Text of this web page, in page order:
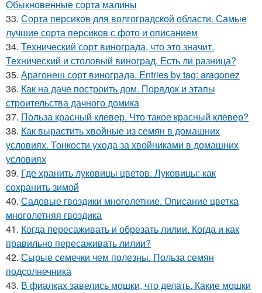
Обыкновенные сорта малины
33. Сорта персиков для волгоградской области. Самые
лучшие сорта персиков с фото и описанием
34. Технический сорт винограда, что это значит.
Технический и столовый виноград. Есть ли разница?
35. Арагонеш сорт винограда. Entries by tag: aragonez
36. Как на даче построить дом. Порядок и этапы
строительства дачного домика
37. Польза красный клевер. Что такое красный клевер?
38. Как вырастить хвойные из семян в домашних
условиях. Тонкости ухода за хвойниками в домашних
условиях
39. Где хранить луковицы цветов. Луковицы: как
сохранить зимой
40. Садовые гвоздики многолетние. Описание цветка
многолетняя гвоздика
41. Когда пересаживать и обрезать лилии. Когда и как
правильно пересаживать лилии?
42. Сырые семечки чем полезны. Польза семян
подсолнечника
43. В фиалках завелись мошки, что делать. Какие мошки